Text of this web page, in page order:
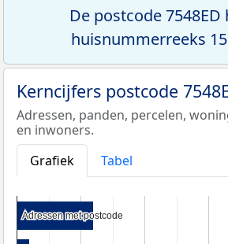
De postcode 7548ED
huisnummerreeks
Kerncijfers postcode
Adressen, panden, percelen,
en inwoners.
Grafiek
Tabel
Adressen met postcode
Adressen met postcode